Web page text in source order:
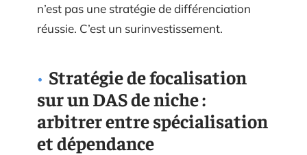
n’est pas une stratégie de différenciation
réussie. C’est un surinvestissement.
Stratégie de focalisation
sur un DAS de niche :
arbitrer entre spécialisation
et dépendance